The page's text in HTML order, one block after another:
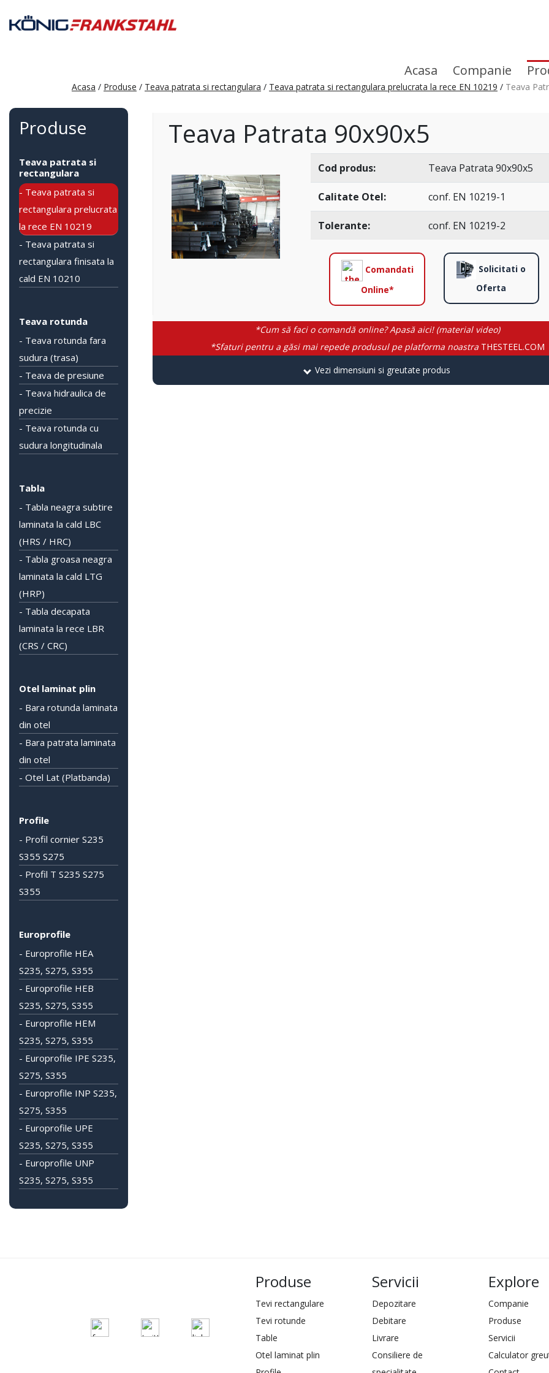
Acasa Companie
Acasa / Produse / Teava patrata si rectangulara / Teava patrata si rectangulara prelucrata la rece EN 10219 / Teava
Produse
Teava patrata si
rectangulara
- Teava patrata si
rectangulara prelucrata
la rece EN 10219
- Teava patrata si
rectangulara finisata la
cald EN 10210
Teava rotunda
- Teava rotunda fara
sudura (trasa)
- Teava de presiune
- Teava hidraulica de
precizie
- Teava rotunda cu
sudura longitudinala
Tabla
- Tabla neagra subtire
laminata la cald LBC
(HRS / HRC)
- Tabla groasa neagra
laminata la cald LTG
(HRP)
- Tabla decapata
laminata la rece LBR
(CRS / CRC)
Otel laminat plin
- Bara rotunda laminata
din otel
- Bara patrata laminata
din otel
- Otel Lat (Platbanda)
Profile
- Profil cornier S235
S355 S275
- Profil T S235 S275
S355
Europrofile
- Europrofile HEA
S235, S275, S355
- Europrofile HEB
S235, S275, S355
- Europrofile HEM
S235, S275, S355
- Europrofile IPE S235,
S275, S355
- Europrofile INP S235,
S275, S355
- Europrofile UPE
S235, S275, S355
- Europrofile UNP
S235, S275, S355
Teava Patrata 90x90x5
Cod produs: Teava Patrata 90x90x5
Calitate Otel: conf. EN 10219-1
Tolerante: conf. EN 10219-2
Comandati
Online*
Solicitati o
Oferta
*Cum să faci o comandă online? Apasă aici! (material video)
*Sfaturi pentru a găsi mai repede produsul pe platforma noastra THESTEEL.COM
Vezi dimensiuni si greutate produs
Produse
Tevi rectangulare
Tevi rotunde
Table
Otel laminat plin
Servicii
Depozitare
Debitare
Livrare
Consiliere de
Explore
Companie
Produse
Servicii
Calculator